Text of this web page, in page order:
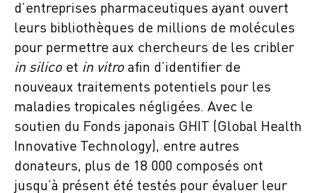
d’entreprises pharmaceutiques ayant ouvert
leurs bibliothèques de millions de molécules
pour permettre aux chercheurs de les cribler
in silico et in vitro afin d’identifier de
nouveaux traitements potentiels pour les
maladies tropicales négligées. Avec le
soutien du Fonds japonais GHIT (Global Health
Innovative Technology), entre autres
donateurs, plus de 18 000 composés ont
jusqu’à présent été testés pour évaluer leur